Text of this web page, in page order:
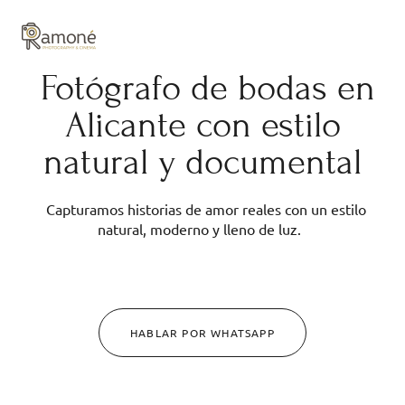
Fotógrafo de bodas en
Alicante con estilo
natural y documental
Capturamos historias de amor reales con un estilo
natural, moderno y lleno de luz.
HABLAR POR WHATSAPP